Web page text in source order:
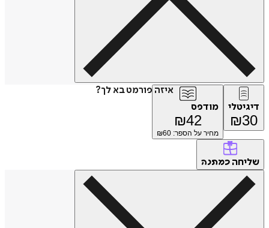
איזה פורמט בא לך?
₪
מודפס
₪
מחיר על הספר: ₪60
כמתנה